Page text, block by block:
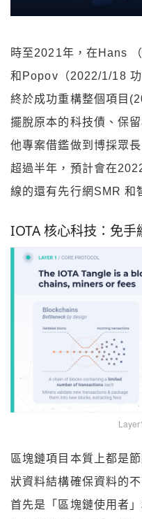
時至2021年，在Hans
和Popov（2022/1/18
終於成功重構整個項目
擺脫原本的科技債、保
他專案借鑑做到博採眾
超過半年，預計會在
線的還有先行網SMR 和
IOTA 核心科技：免手
區塊鏈項目本質上都是
狀資料結構確保資料的
首先是「區塊鏈使用者